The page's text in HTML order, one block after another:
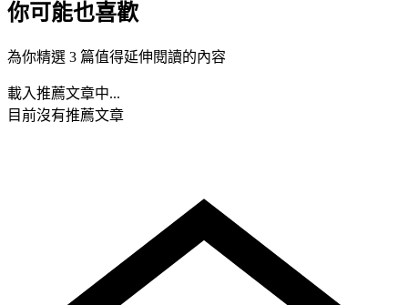
你可能也喜歡
為你精選 3 篇值得延伸閱讀的內容
載入推薦文章中...
目前沒有推薦文章